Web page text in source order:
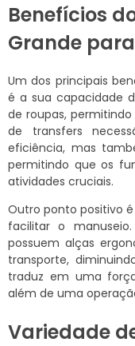
Benefícios
Grande
Um dos principais
é a sua capacidade
de roupas,
de transfers
eficiência, mas
permitindo que os
atividades cruciais.
Outro ponto positivo
facilitar o
possuem alças
transporte,
traduz em uma
além de uma
Variedade